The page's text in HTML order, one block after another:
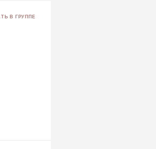
В ГРУППЕ